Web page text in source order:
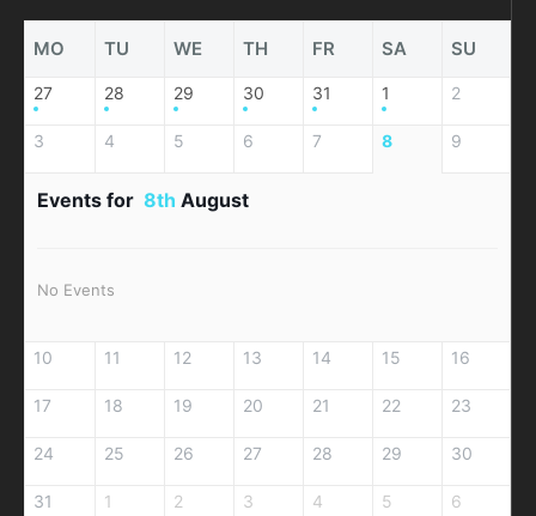
MO TU WE TH FR SA SU
27 28 29 30 31 1 2
3 4 5 6 7 8 9
Events for 8th August
No Events
10 11 12 13 14 15 16
17 18 19 20 21 22 23
24 25 26 27 28 29 30
31 1 2 3 4 5 6